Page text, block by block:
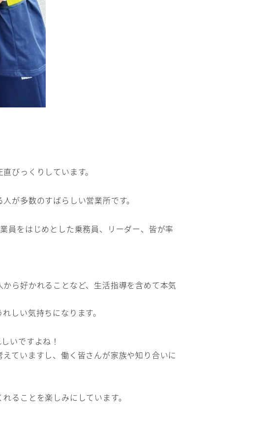
びっくりしています。
が多数のすばらしい営業所です。
員をはじめとした乗務員、リーダー、皆が率
ら好かれることなど、生活指導を含めて本気
しい気持ちになります。
いですよね！
ていますし、働く皆さんが家族や知り合いに
ることを楽しみにしています。